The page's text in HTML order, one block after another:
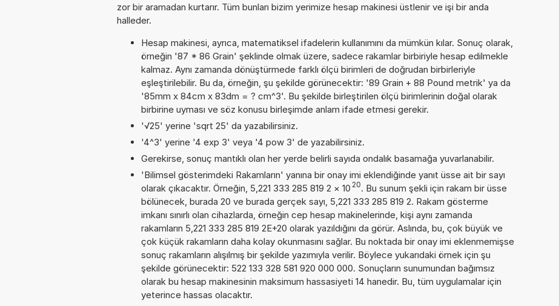
zor bir aramadan kurtarır. Tüm bunları bizim yerimize hesap makinesi üstlenir ve işi bir anda
halleder.
Hesap makinesi, ayrıca, matematiksel ifadelerin kullanımını da mümkün kılar. Sonuç olarak,
örneğin '87 * 86 Grain' şeklinde olmak üzere, sadece rakamlar birbiriyle hesap edilmekle
kalmaz. Aynı zamanda dönüştürmede farklı ölçü birimleri de doğrudan birbirleriyle
eşleştirilebilir. Bu da, örneğin, şu şekilde görünecektir: '89 Grain + 88 Pound metrik' ya da
'85mm x 84cm x 83dm = ? cm^3'. Bu şekilde birleştirilen ölçü birimlerinin doğal olarak
birbirine uyması ve söz konusu birleşimde anlam ifade etmesi gerekir.
'√25' yerine 'sqrt 25' da yazabilirsiniz.
'4^3' yerine '4 exp 3' veya '4 pow 3' de yazabilirsiniz.
Gerekirse, sonuç mantıklı olan her yerde belirli sayıda ondalık basamağa yuvarlanabilir.
'Bilimsel gösterimdeki Rakamların' yanına bir onay imi eklendiğinde yanıt üsse ait bir sayı
olarak çıkacaktır. Örneğin, 5,221 333 285 819 2 × 10 20. Bu sunum şekli için rakam bir üsse
bölünecek, burada 20 ve burada gerçek sayı, 5,221 333 285 819 2. Rakam gösterme
imkanı sınırlı olan cihazlarda, örneğin cep hesap makinelerinde, kişi aynı zamanda
rakamların 5,221 333 285 819 2E+20 olarak yazıldığını da görür. Aslında, bu, çok büyük ve
çok küçük rakamların daha kolay okunmasını sağlar. Bu noktada bir onay imi eklenmemişse
sonuç rakamların alışılmış bir şekilde yazımıyla verilir. Böylece yukarıdaki örnek için şu
şekilde görünecektir: 522 133 328 581 920 000 000. Sonuçların sunumundan bağımsız
olarak bu hesap makinesinin maksimum hassasiyeti 14 hanedir. Bu, tüm uygulamalar için
yeterince hassas olacaktır.